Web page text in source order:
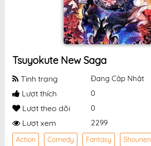
Tsuyokute New Saga
Tình trạng Đang Cập Nhật
Lượt thích 0
Lượt theo dõi 0
Lượt xem 2299
Action Comedy Fantasy Shounen